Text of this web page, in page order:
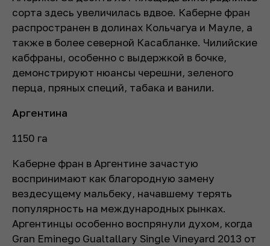
сорта здесь увеличилась вдвое. Каберне фран
распространен в долинах Кольчагуа и Мауле, а
также в более северной Касабланке. Чилийские
кабфраны, особенно с выдержкой в бочке,
демонстрируют нюансы черешни, зеленого
перца, пряных специй, табака и ванили.
Аргентина
1150 га
Каберне фран в Аргентине зачастую
воспринимают как благородную замену
вездесущему мальбеку, начавшему терять
популярность на международных рынках.
Аргентинцы особенно воспрянули духом, когда
Gran Eminego Gualtallary Single Vineyard 2013 от